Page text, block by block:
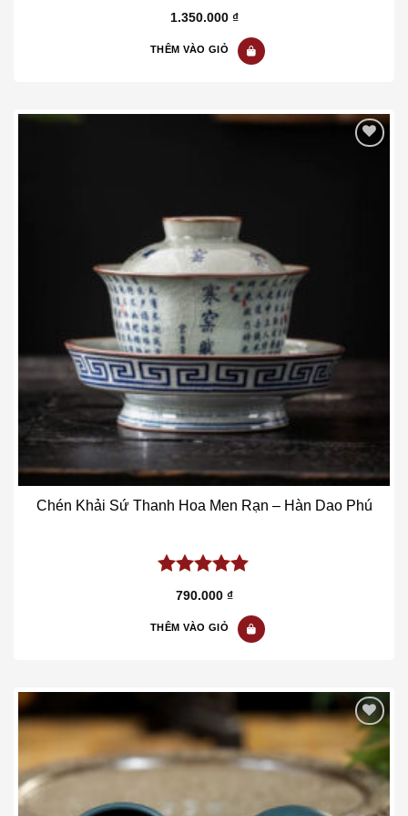
5.00out of
1.350.000 ₫
THÊM VÀO GIỎ
Chén Khải Sứ Thanh Hoa Men Rạn – Hàn Dao Phú
5.00out of
790.000 ₫
THÊM VÀO GIỎ
Add to wishlist